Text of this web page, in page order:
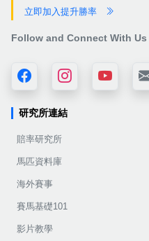
立即加入提升勝率
Follow and Connect With Us
研究所連結
賠率研究所
馬匹資料庫
海外賽事
賽馬基礎101
影片教學